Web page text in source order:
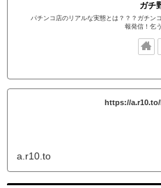
ガチ
パチンコ店のリアルな実態とは？？？ガチン
報発信！乞
https://
a.r10.to